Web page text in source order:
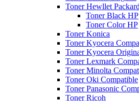
Toner Hewllet Packard
Toner Black HP
Toner Color HP
Toner Konica
Toner Kyocera
Toner Kyocera
Toner Lexmark
Toner Minolta
Toner Oki Compatible
Toner Panasonic
Toner Ricoh